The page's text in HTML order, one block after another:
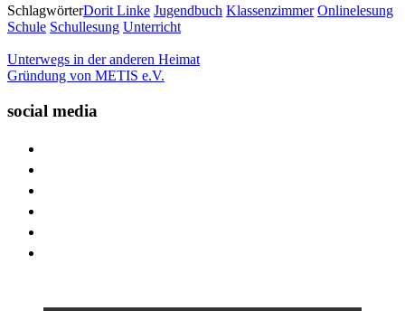
SchlagwörterDorit Linke Jugendbuch Klassenzimmer Onlinelesung
Schule Schullesung Unterricht
Unterwegs in der anderen Heimat
Gründung von METIS e.V.
social media